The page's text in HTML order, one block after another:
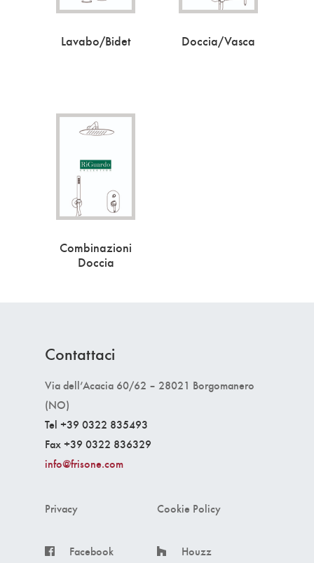
Lavabo/Bidet Doccia/Vasca
Combinazioni
Doccia
Contattaci
Via dell’Acacia 60/62 – 28021 Borgomanero
(NO)
Tel +39 0322 835493
Fax +39 0322 836329
info@frisone.com
Privacy Cookie Policy
Facebook Houzz